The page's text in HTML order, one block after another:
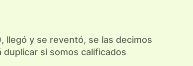
llegó y se reventó, se las decimos
si somos calificados